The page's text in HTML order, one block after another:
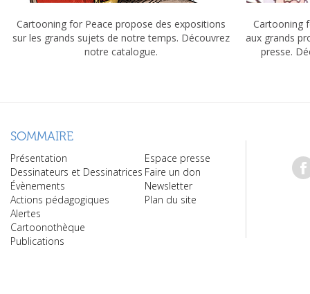
Cartooning for Peace propose des expositions
sur les grands sujets de notre temps. Découvrez
notre catalogue.
Cartooning
aux grands
presse.
SOMMAIRE
Présentation
Dessinateurs et Dessinatrices
Évènements
Actions pédagogiques
Alertes
Cartoonothèque
Publications
Espace presse
Faire un don
Newsletter
Plan du site